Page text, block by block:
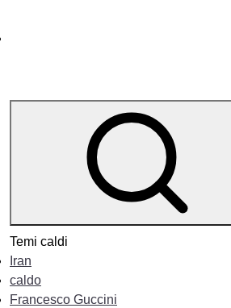
Temi caldi
Iran
caldo
Francesco Guccini